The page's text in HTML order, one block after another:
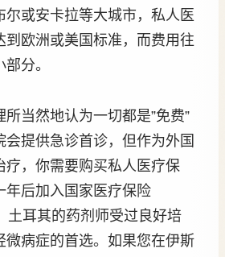
尔或安卡拉等大城市，私人医
到欧洲或美国标准，而费用往
分。
所当然地认为一切都是”免费”
会提供急诊首诊，但作为外国
疗，你需要购买私人医疗保
年后加入国家医疗保险
土耳其的药剂师受过良好培
微病症的首选。如果您在伊斯